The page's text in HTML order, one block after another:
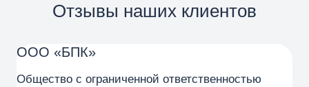
Отзывы наших клиентов
ООО «БПК»
Общество с ограниченной ответственностью